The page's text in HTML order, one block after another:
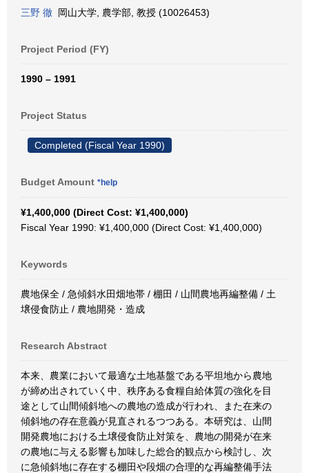
三野 徹 岡山大学, 農学部, 教授 (10026453)
Project Period (FY)
1990 – 1991
Project Status
Completed (Fiscal Year 1990)
Budget Amount *help
¥1,400,000 (Direct Cost: ¥1,400,000)
Fiscal Year 1990: ¥1,400,000 (Direct Cost: ¥1,400,000)
Keywords
農地保全 / 急傾斜水田畑地帯 / 棚田 / 山間農地再編整備 / 土
壌侵食防止 / 農地開発・造成
Research Abstract
本来、農業において最適な土地基盤である平坦地から農地
が締め出されていく中、秩序ある食糧自給体質の強化を目
途として山間傾斜地への農地の造成が行われ、また在来の
傾斜地の存在意義が見直されるつつある。本研究は、山間
開発農地における土壌侵食防止対策を、農地の開発が在来
の農地に与える影響も加味した総合的観点から検討し、次
に急傾斜地に存在する棚田や段畑の合理的な再編整備手法